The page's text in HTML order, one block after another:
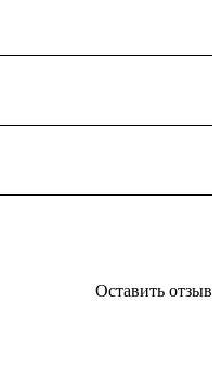
Оставить отзыв